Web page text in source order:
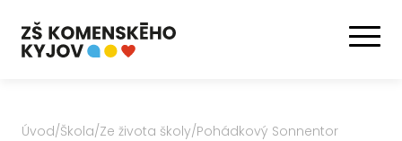
Úvod/Škola/Ze života školy/Pohádkový Sonnentor